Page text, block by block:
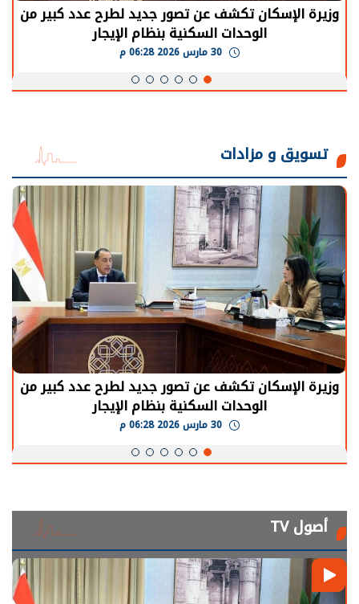
وزيرة الإسكان تكشف عن تصور جديد لطرح عدد كبير من
الوحدات السكنية بنظام الإيجار
تسويق و مزادات
وزيرة الإسكان تكشف عن تصور جديد لطرح عدد كبير من
الوحدات السكنية بنظام الإيجار
أصول TV